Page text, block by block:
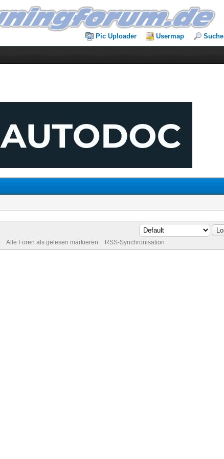
Pic Uploader Usermap Suche
Alle Foren als gelesen markieren RSS-Synchronisation